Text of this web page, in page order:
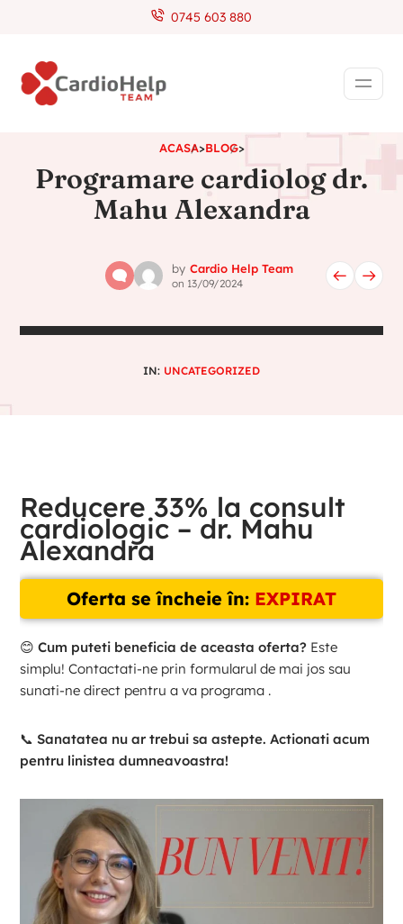
0745 603 880
ACASA>BLOG>
Programare cardiolog dr.
Mahu Alexandra
by Cardio Help Team
on 13/09/2024
IN: UNCATEGORIZED
Reducere 33% la consult
cardiologic – dr. Mahu
Alexandra
Oferta se încheie în: EXPIRAT
😊Cum puteti beneficia de aceasta oferta? Este
simplu! Contactati-ne prin formularul de mai jos sau
sunati-ne direct pentru a va programa .
📞Sanatatea nu ar trebui sa astepte. Actionati acum
pentru linistea dumneavoastra!